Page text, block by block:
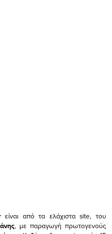
είναι από τα ελάχισταsite, του
, με παραγωγή πρωτογενούς